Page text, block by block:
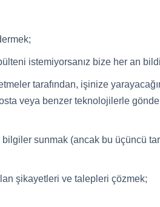
istemiyorsanız bize her an
tarafından, işinize
veya benzer teknolojilerle
bilgiler sunmak (ancak bu üçüncü
şikayetleri ve talepleri çözmek;